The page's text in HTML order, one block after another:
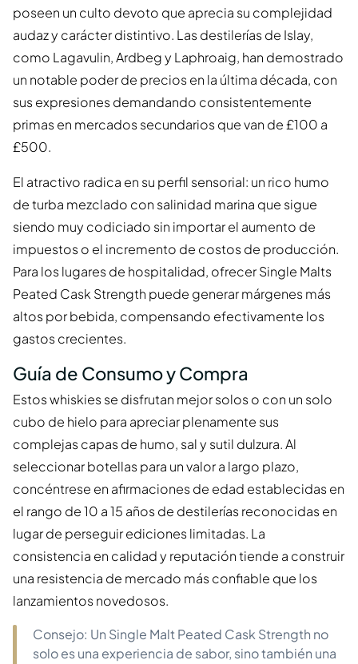
poseen un culto devoto que aprecia su complejidad
audaz y carácter distintivo. Las destilerías de Islay,
como Lagavulin, Ardbeg y Laphroaig, han demostrado
un notable poder de precios en la última década, con
sus expresiones demandando consistentemente
primas en mercados secundarios que van de £100 a
£500.
El atractivo radica en su perfil sensorial: un rico humo
de turba mezclado con salinidad marina que sigue
siendo muy codiciado sin importar el aumento de
impuestos o el incremento de costos de producción.
Para los lugares de hospitalidad, ofrecer Single Malts
Peated Cask Strength puede generar márgenes más
altos por bebida, compensando efectivamente los
gastos crecientes.
Guía de Consumo y Compra
Estos whiskies se disfrutan mejor solos o con un solo
cubo de hielo para apreciar plenamente sus
complejas capas de humo, sal y sutil dulzura. Al
seleccionar botellas para un valor a largo plazo,
concéntrese en afirmaciones de edad establecidas en
el rango de 10 a 15 años de destilerías reconocidas en
lugar de perseguir ediciones limitadas. La
consistencia en calidad y reputación tiende a construir
una resistencia de mercado más confiable que los
lanzamientos novedosos.
Consejo: Un Single Malt Peated Cask Strength no
solo es una experiencia de sabor, sino también una